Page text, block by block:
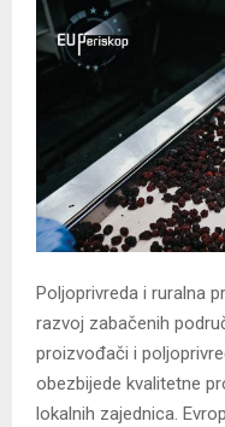
Poljoprivreda i ruralna
razvoj zabačenih
proizvođači i
obezbijede kvalitetne
lokalnih zajednica.